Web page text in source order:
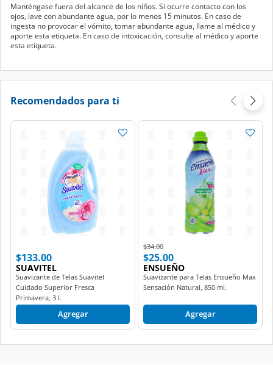
Manténgase fuera del alcance de los niños. Si ocurre contacto con los
ojos, lave con abundante agua, por lo menos 15 minutos. En caso de
ingesta no provocar el vómito, tomar abundante agua, llame al médico y
aporte esta etiqueta. En caso de intoxicación, consulte al médico y aporte
esta etiqueta.
Recomendados para ti
$133.00
SUAVITEL
Suavizante de Telas Suavitel
Cuidado Superior Fresca
Primavera, 3 l.
Agregar
Price reduced from
$34.00to
$25.00
ENSUEÑO
Suavizante para Telas Ensueño Max
Sensación Natural, 850 ml.
Agregar